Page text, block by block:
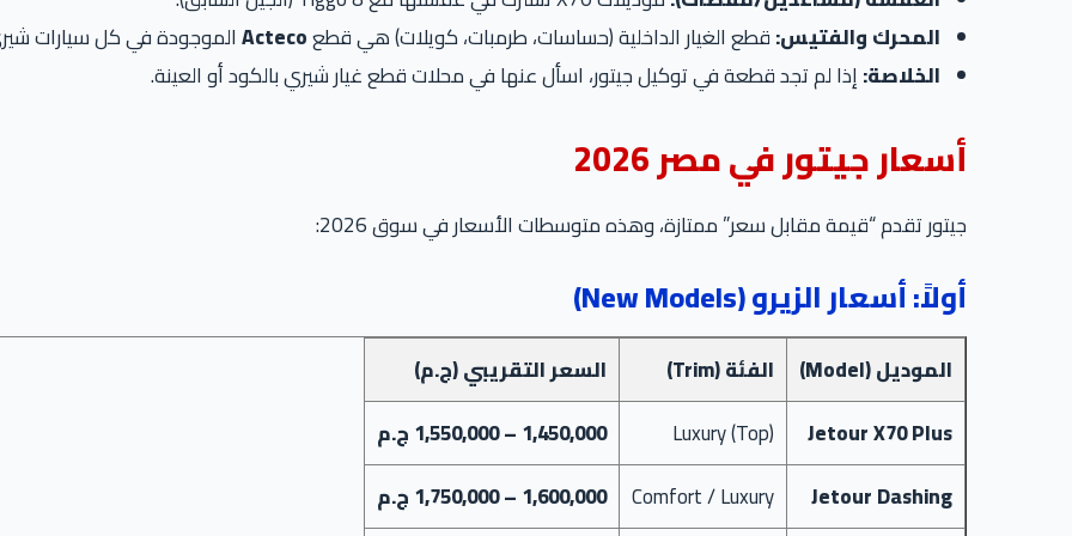
المحرك والفتيس:قطع الغيار الداخلية (حساسات، طرمبات، كويلات) هي قطعActecoالموجودة في كل سيارات
الخلاصة:إذا لم تجد قطعة في توكيل جيتور، اسأل عنها في محلات قطع غيار شيري بالكود أو العينة.
أسعار جيتور في مصر 2026
جيتور تقدم “قيمة مقابل سعر” ممتازة، وهذه متوسطات الأسعار في سوق 2026:
أولاً: أسعار الزيرو (New Models)
الموديل (Model) الفئة (Trim)
السعر التقريبي (ج.م)
Jetour X70 Plus
Luxury (Top)
1,450,000 – 1,550,000 ج.م
Jetour Dashing
Comfort / Luxury 1,600,000 – 1,750,000 ج.م